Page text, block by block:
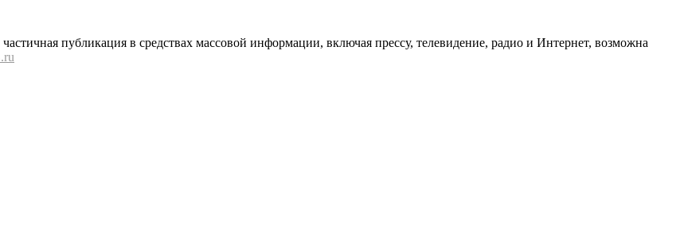
публикация в средствах массовой информации, включая прессу, телевидение, радио и Интернет, возможна